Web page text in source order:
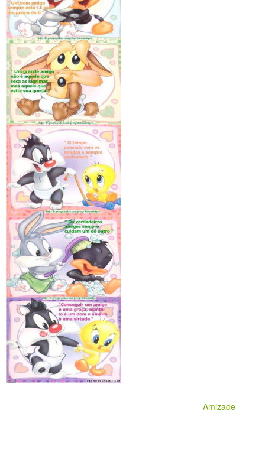
Amizade